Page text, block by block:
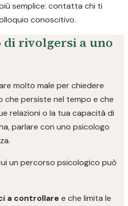
semplice: contatta chi ti
conoscitivo.
di rivolgersi a uno
molto male per chiedere
che persiste nel tempo e che
relazioni o la tua capacità di
parlare con uno psicologo
un percorso psicologico può
a controllare e che limita le